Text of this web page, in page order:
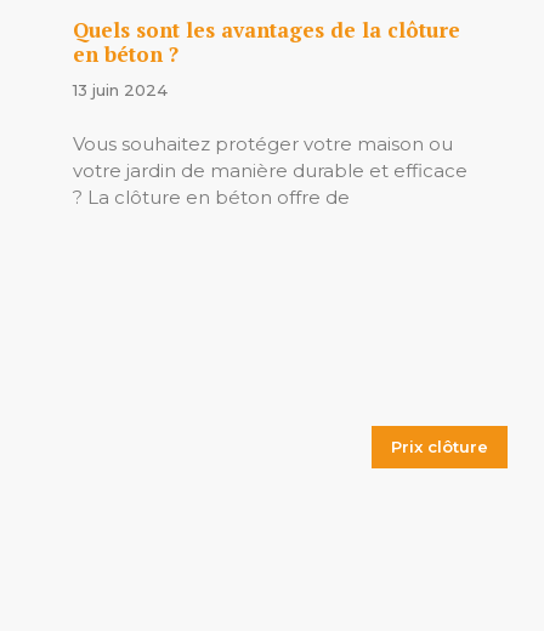
Quels sont les avantages de la clôture
en béton ?
13 juin 2024
Vous souhaitez protéger votre maison ou
votre jardin de manière durable et efficace
? La clôture en béton offre de
Prix clôture